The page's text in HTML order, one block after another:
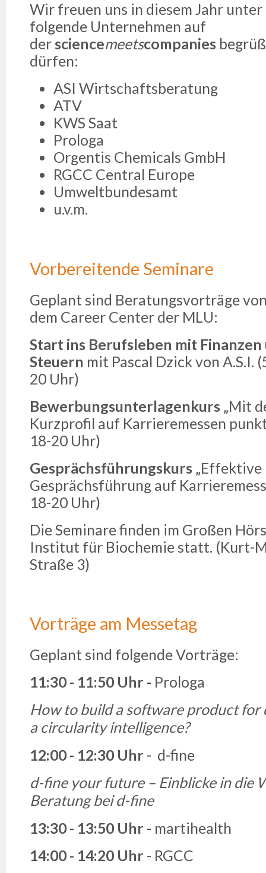
Wir freuen uns in diesem Jahr unter
folgende Unternehmen auf
dersciencemeetscompanies
dürfen:
ASI Wirtschaftsberatung
ATV
KWS Saat
Prologa
Orgentis Chemicals GmbH
RGCC Central Europe
Umweltbundesamt
u.v.m.
Vorbereitende Seminare
Geplant sind Beratungsvorträge
dem Career Center der MLU:
Start ins Berufsleben mit Finanzen
Steuern​ mit Pascal Dzick von A.S.I.
20 Uhr)
Bewerbungsunterlagenkurs „Mit
Kurzprofil auf Karrieremessen
18-20 Uhr)
Gesprächsführungskurs „Effektive
Gesprächsführung auf
18-20 Uhr)
Die Seminare finden im Großen
Institut für Biochemie statt. (Kurt-
Straße 3)
Vorträge am Messetag
Geplant sind folgende Vorträge:
11:30 - 11:50 Uhr - Prologa
How to build a software product for
a circularity intelligence?
12:00 - 12:30 Uhr - d-fine
d-fine your future – Einblicke in die
Beratung bei d-fine
13:30 - 13:50 Uhr - martihealth
14:00 - 14:20 Uhr - RGCC